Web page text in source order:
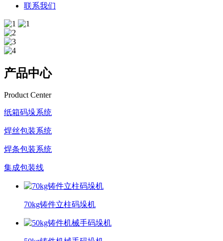
联系我们
产品中心
Product Center
纸箱码垛系统
焊丝包装系统
焊条包装系统
集成包装线
70kg铸件立柱码垛机